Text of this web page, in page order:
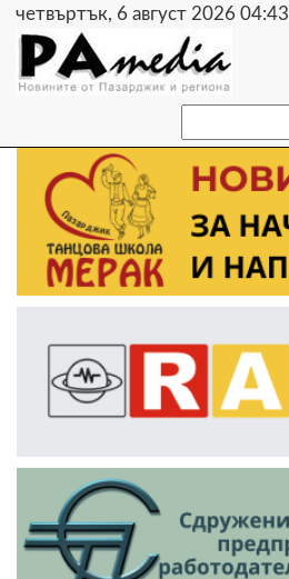
четвъртък, 6 август 2026 04:43